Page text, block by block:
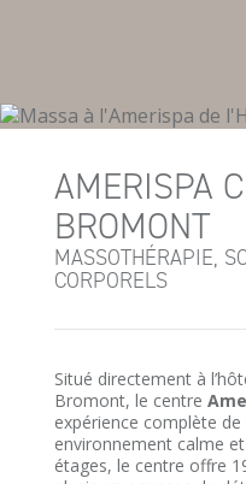
AMERISPA
BROMONT
MASSOTHÉRAPIE,
CORPORELS
Situé directement à
Bromont, le centre
expérience complète
environnement calme
étages, le centre offre